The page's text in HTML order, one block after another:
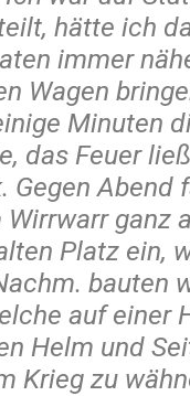
hätte ich
immer
Wagen
Minuten
das Feuer
Gegen Abend
ganz
Platz ein,
bauten
auf einer
Helm und
Krieg zu